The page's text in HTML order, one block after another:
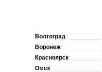
Волгоград
Воронеж
Красноярск
Омск